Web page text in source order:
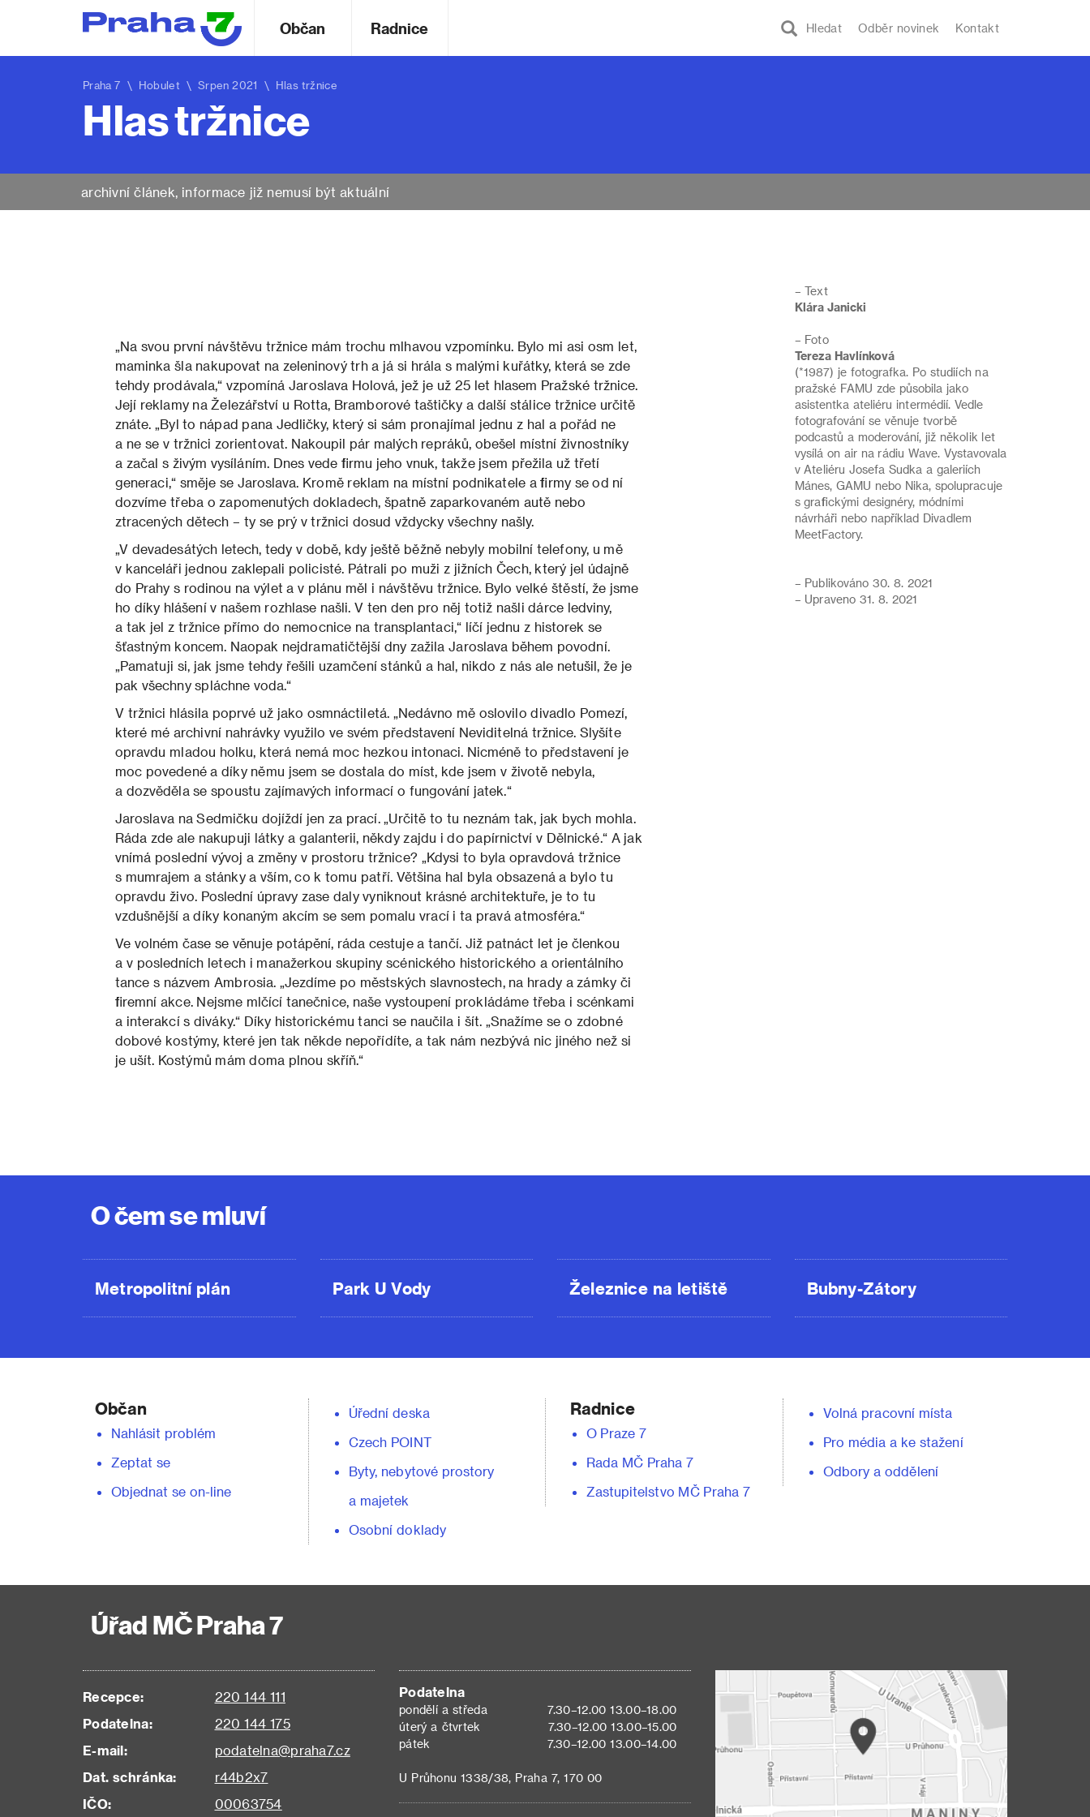
Hledat Odběr novinek Kontakt
Občan Radnice
Praha 7 \ Hobulet \ Srpen 2021 \ Hlas tržnice
Hlas tržnice
archivní článek, informace již nemusí být aktuální
„Na svou první návštěvu tržnice mám trochu mlhavou vzpomínku. Bylo mi asi osm let,
ma­minka šla nakupovat na zeleninový trh a já si hrála s malými kuřátky, která se zde
tehdy prodávala,“ vzpomíná Jaroslava Holová, jež je už 25 let hlasem Pražské tržnice.
Její reklamy na Železářství u Rotta, Bramborové taštičky a další stálice tržnice určitě
znáte. „Byl to nápad pana Jedličky, který si sám pronajímal jednu z hal a pořád ne
a ne se v tržnici zorientovat. Nakou­pil pár malých repráků, obešel místní živnost­níky
a začal s živým vysíláním. Dnes vede firmu jeho vnuk, takže jsem přežila už třetí
generaci,“ směje se Jaroslava. Kromě reklam na místní podnikatele a firmy se od ní
dozvíme třeba o za­pomenutých dokladech, špatně zaparkovaném autě nebo
ztracených dětech – ty se prý v tržnici dosud vždycky všechny našly.
„V devadesátých letech, tedy v době, kdy ještě běžně nebyly mobilní telefony, u mě
v kan­celáři jednou zaklepali policisté. Pátrali po muži z jižních Čech, který jel údajně
do Prahy s rodi­nou na výlet a v plánu měl i návštěvu tržnice. Bylo velké štěstí, že jsme
ho díky hlášení v na­šem rozhlase našli. V ten den pro něj totiž našli dárce ledviny,
a tak jel z tržnice přímo do ne­mocnice na transplantaci,“ líčí jednu z historek se
šťastným koncem. Naopak nejdramatičtější dny zažila Jaroslava během povodní.
„Pamatuji si, jak jsme tehdy řešili uzamčení stánků a hal, nikdo z nás ale netušil, že je
pak všechny splách­ne voda.“
V tržnici hlásila poprvé už jako osmnáctiletá. „Nedávno mě oslovilo divadlo Pomezí,
které mé archivní nahrávky využilo ve svém představení Neviditelná tržnice. Slyšíte
opravdu mladou holku, která nemá moc hezkou intonaci. Nicmé­ně to představení je
moc povedené a díky němu jsem se dostala do míst, kde jsem v životě neby­la,
a dozvěděla se spoustu zajímavých informací o fungování jatek.“
Jaroslava na Sedmičku dojíždí jen za prací. „Určitě to tu neznám tak, jak bych mohla.
Ráda zde ale nakupuji látky a galanterii, někdy zajdu i do papírnictví v Dělnické.“ A jak
vnímá posled­ní vývoj a změny v prostoru tržnice? „Kdysi to byla opravdová tržnice
s mumrajem a stánky a vším, co k tomu patří. Většina hal byla obsa­zená a bylo tu
opravdu živo. Poslední úpravy zase daly vyniknout krásné architektuře, je to tu
vzdušnější a díky konaným akcím se sem poma­lu vrací i ta pravá atmosféra.“
Ve volném čase se věnuje potápění, ráda cestuje a tančí. Již patnáct let je členkou
a v po­sledních letech i manažerkou skupiny scénické­ho historického a orientálního
tance s názvem Ambrosia. „Jezdíme po městských slavnostech, na hrady a zámky či
firemní akce. Nejsme mlčící tanečnice, naše vystoupení prokládáme třeba i scénkami
a interakcí s diváky.“ Díky historické­mu tanci se naučila i šít. „Snažíme se o zdobné
dobové kostýmy, které jen tak někde nepořídí­te, a tak nám nezbývá nic jiného než si
je ušít. Kostýmů mám doma plnou skříň.“
– Text
Klára Janicki
– Foto
Tereza Havlínková
(*1987) je fotografka. Po studiích na
pražské FAMU zde působila jako
asistentka ateliéru intermédií. Vedle
fotografování se věnuje tvorbě
podcastů a moderování, již několik let
vysílá on air na rádiu Wave. Vystavovala
v Ateliéru Josefa Sudka a galeriích
Mánes, GAMU nebo Nika, spolupracuje
s grafickými designéry, módními
návrháři nebo například Divadlem
MeetFactory.
– Publikováno 30. 8. 2021
– Upraveno 31. 8. 2021
O čem se mluví
Metropolitní plán Park U Vody Železnice na letiště Bubny-Zátory
Občan
Nahlásit problém
Zeptat se
Objednat se on-line
Úřední deska
Czech POINT
Byty, nebytové prostory
a majetek
Osobní doklady
Radnice
O Praze 7
Rada MČ Praha 7
Zastupitelstvo MČ Praha 7
Volná pracovní místa
Pro média a ke stažení
Odbory a oddělení
Úřad MČ Praha 7
Recepce:
220 144 111
Podatelna:
220 144 175
E-mail:
podatelna@praha7.cz
Dat. schránka:
r44b2x7
IČO:
00063754
Podatelna
pondělí a středa
7.30–12.00 13.00–18.00
úterý a čtvrtek
7.30–12.00 13.00–15.00
pátek
7.30–12.00 13.00–14.00
U Průhonu 1338/38, Praha 7, 170 00